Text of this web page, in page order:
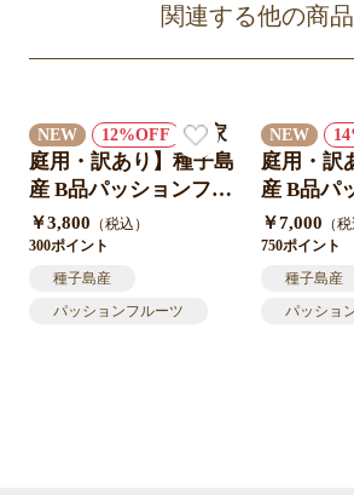
関連する他の商品
NEW 12
【家
庭用・訳あり】種子島
産 B品パッションフル
ーツ1㎏（10-12個）送
料込み｜産地直送
￥3,800 （税込）
300ポイント
種子島産
パッションフルーツ
NEW 14
庭用・訳
産 B品パ
ーツ2㎏
料込み｜
￥7,000 （
750ポイント
種子島産
パッショ